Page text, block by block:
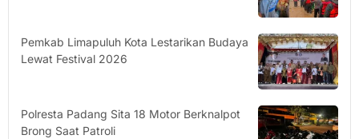
Pemkab Limapuluh Kota Lestarikan Budaya
Lewat Festival 2026
Polresta Padang Sita 18 Motor Berknalpot
Brong Saat Patroli